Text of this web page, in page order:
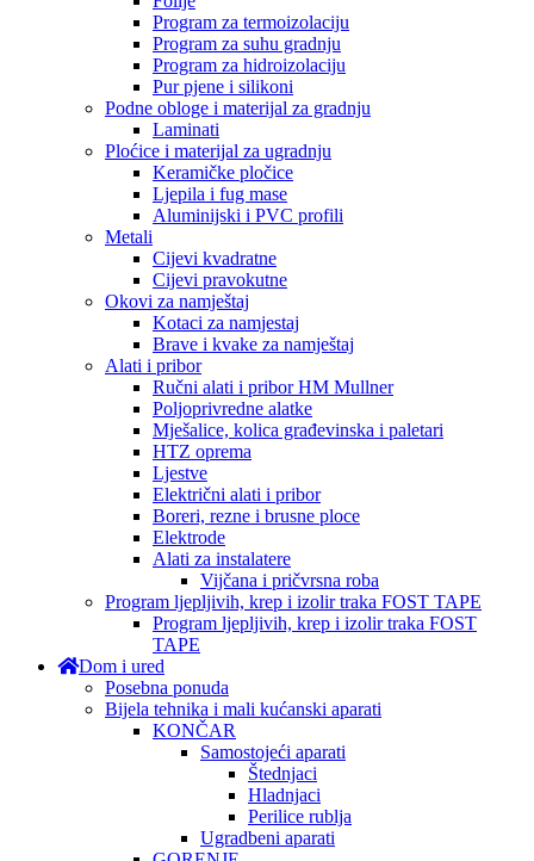
Program za termoizolaciju
Program za suhu gradnju
Program za hidroizolaciju
Pur pjene i silikoni
Podne obloge i materijal za gradnju
Laminati
Ploćice i materijal za ugradnju
Keramičke pločice
Ljepila i fug mase
Aluminijski i PVC profili
Metali
Cijevi kvadratne
Cijevi pravokutne
Okovi za namještaj
Kotaci za namjestaj
Brave i kvake za namještaj
Alati i pribor
Ručni alati i pribor HM Mullner
Poljoprivredne alatke
Mješalice, kolica građevinska i paletari
HTZ oprema
Ljestve
Električni alati i pribor
Boreri, rezne i brusne ploce
Elektrode
Alati za instalatere
Vijčana i pričvrsna roba
Program ljepljivih, krep i izolir traka FOST TAPE
Program ljepljivih, krep i izolir traka FOST
TAPE
Dom i ured
Posebna ponuda
Bijela tehnika i mali kućanski aparati
KONČAR
Samostojeći aparati
Štednjaci
Hladnjaci
Perilice rublja
Ugradbeni aparati